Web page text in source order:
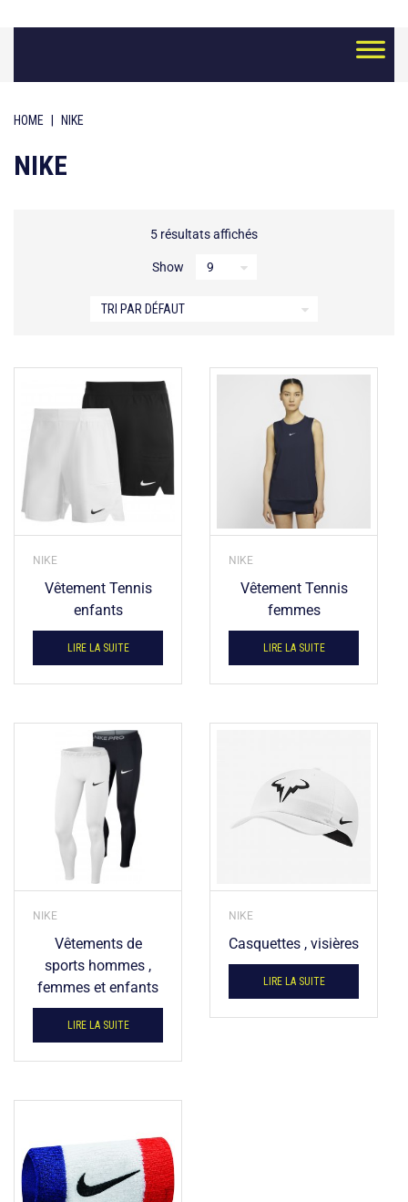
content
HOME NIKE
NIKE
5 résultats affichés
Show
NIKE
Vêtement Tennis
enfants
LIRE LA SUITE
NIKE
Vêtement Tennis
femmes
LIRE LA SUITE
NIKE
Vêtements de
sports hommes ,
femmes et enfants
LIRE LA SUITE
NIKE
Casquettes , visières
LIRE LA SUITE